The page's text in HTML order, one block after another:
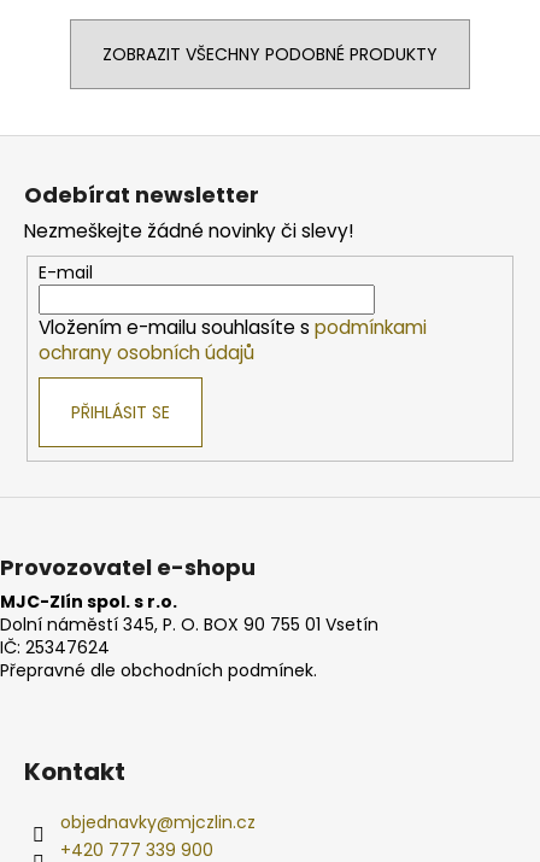
ZOBRAZIT VŠECHNY PODOBNÉ PRODUKTY
Z
Odebírat newsletter
Nezmeškejte žádné novinky či slevy!
E-mail
Vložením e-mailu souhlasíte s podmínkami
ochrany osobních údajů
PŘIHLÁSIT SE
Provozovatel e-shopu
MJC-Zlín spol. s r.o.
Dolní náměstí 345, P. O. BOX 90 755 01 Vsetín
IČ: 25347624
Přepravné dle obchodních podmínek.
Kontakt
objednavky@mjczlin.cz
+420 777 339 900